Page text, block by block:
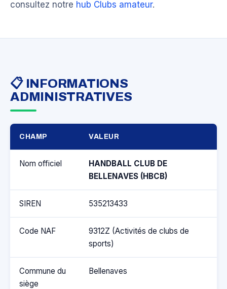
consultez notre hub Clubs amateur.
📋 INFORMATIONS
ADMINISTRATIVES
CHAMP VALEUR
Nom officiel
HANDBALL CLUB DE
BELLENAVES (HBCB)
SIREN 535213433
Code NAF
9312Z (Activités de clubs de
sports)
Commune du
siège
Bellenaves